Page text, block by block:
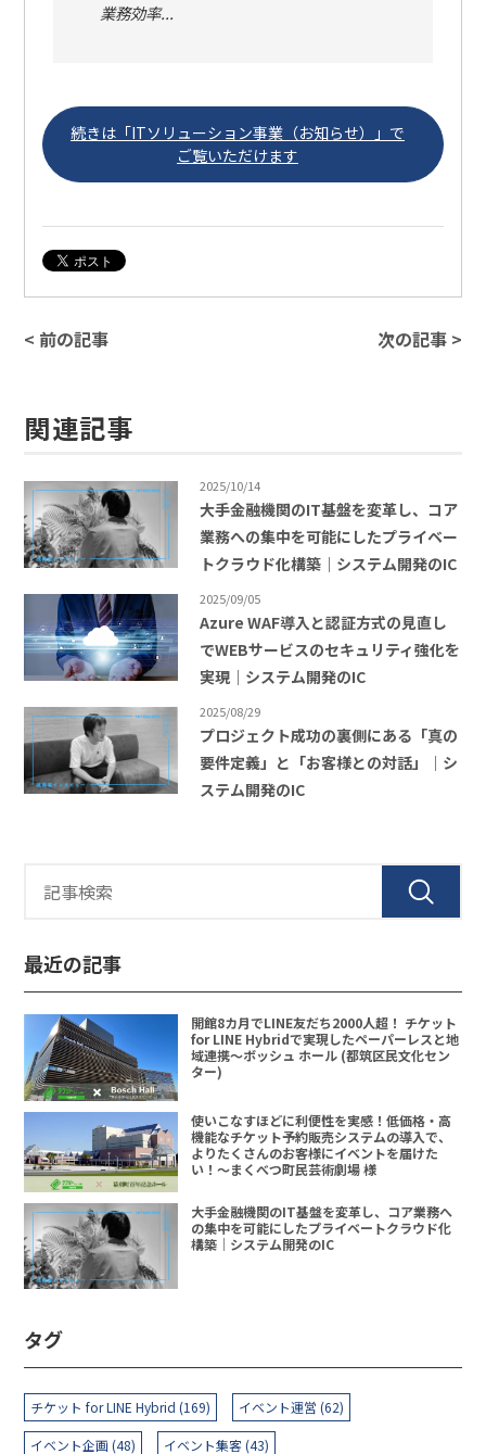
業務効率...
続きは「ITソリューション事業（お知らせ）」で
ご覧いただけます
< 前の記事 次の記事 >
関連記事
2025/10/14
大手金融機関のIT基盤を変革し、コア
業務への集中を可能にしたプライベー
トクラウド化構築｜システム開発のIC
2025/09/05
Azure WAF導入と認証方式の見直し
でWEBサービスのセキュリティ強化を
実現｜システム開発のIC
2025/08/29
プロジェクト成功の裏側にある「真の
要件定義」と「お客様との対話」｜シ
ステム開発のIC
最近の記事
開館8カ月でLINE友だち2000人超！ チケット
for LINE Hybridで実現したペーパーレスと地
域連携〜ボッシュ ホール (都筑区民文化セン
ター)
使いこなすほどに利便性を実感！低価格・高
機能なチケット予約販売システムの導入で、
よりたくさんのお客様にイベントを届けた
い！〜まくべつ町民芸術劇場 様
大手金融機関のIT基盤を変革し、コア業務へ
の集中を可能にしたプライベートクラウド化
構築｜システム開発のIC
タグ
チケット for LINE Hybrid (169) イベント運営 (62)
イベント企画 (48) イベント集客 (43)